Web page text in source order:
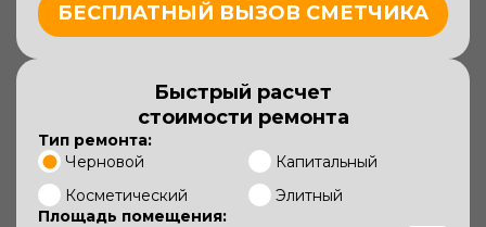
БЕСПЛАТНЫЙ ВЫЗОВ СМЕТЧИКА
Быстрый расчет
стоимости ремонта
Тип ремонта:
Черновой
Капитальный
Косметический
Элитный
Площадь помещения: